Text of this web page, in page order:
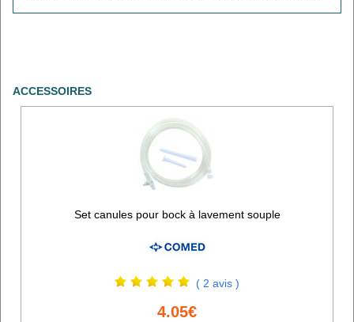
ACCESSOIRES
Set canules pour bock à lavement souple
( 2 avis )
4.05€